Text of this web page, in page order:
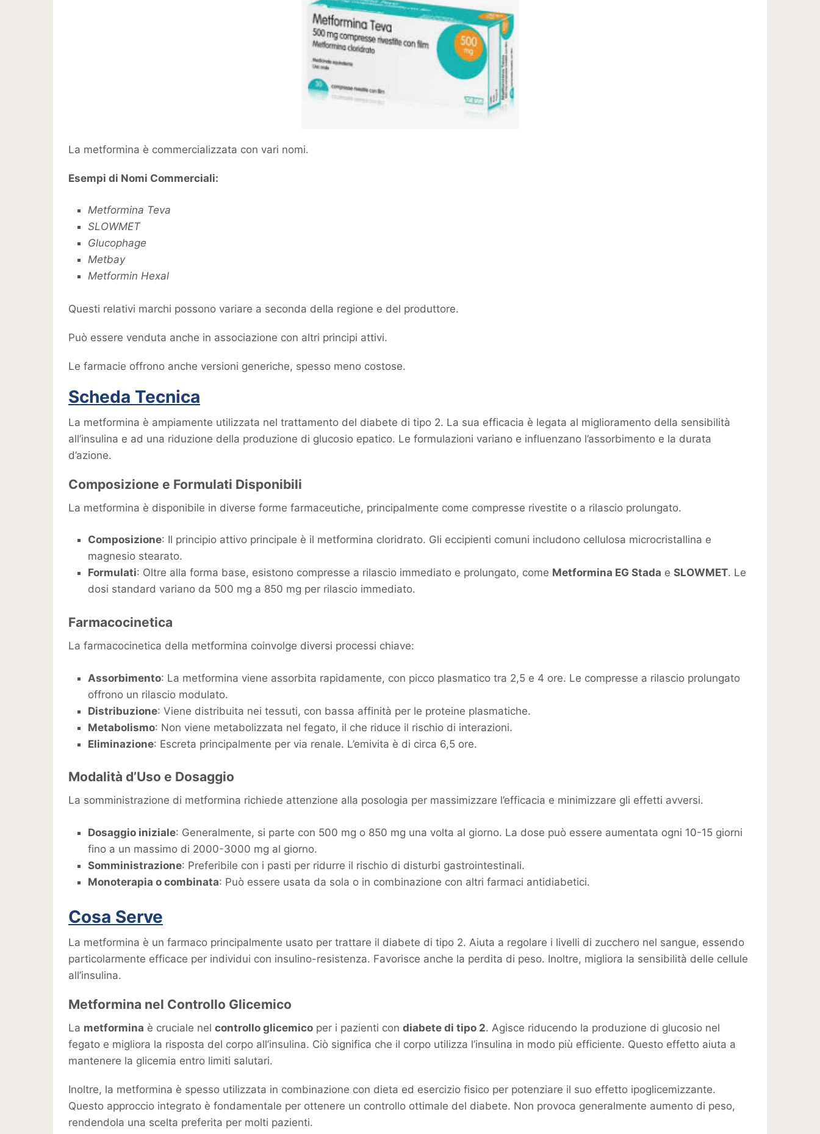
La metformina è commercializzata con vari nomi.
Esempi di Nomi Commerciali:
Metformina Teva
SLOWMET
Glucophage
Metbay
Metformin Hexal
Questi relativi marchi possono variare a seconda della regione e del produttore.
Può essere venduta anche in associazione con altri principi attivi.
Le farmacie offrono anche versioni generiche, spesso meno costose.
Scheda Tecnica
La metformina è ampiamente utilizzata nel trattamento del diabete di tipo 2. La sua efficacia è legata al miglioramento della sensibilità
all’insulina e ad una riduzione della produzione di glucosio epatico. Le formulazioni variano e influenzano l’assorbimento e la durata
d’azione.
Composizione e Formulati Disponibili
La metformina è disponibile in diverse forme farmaceutiche, principalmente come compresse rivestite o a rilascio prolungato.
Composizione: Il principio attivo principale è il metformina cloridrato. Gli eccipienti comuni includono cellulosa microcristallina e
magnesio stearato.
Formulati: Oltre alla forma base, esistono compresse a rilascio immediato e prolungato, come Metformina EG Stada eSLOWMET. Le
dosi standard variano da 500 mg a 850 mg per rilascio immediato.
Farmacocinetica
La farmacocinetica della metformina coinvolge diversi processi chiave:
Assorbimento: La metformina viene assorbita rapidamente, con picco plasmatico tra 2,5 e 4 ore. Le compresse a rilascio prolungato
offrono un rilascio modulato.
Distribuzione: Viene distribuita nei tessuti, con bassa affinità per le proteine plasmatiche.
Metabolismo: Non viene metabolizzata nel fegato, il che riduce il rischio di interazioni.
Eliminazione: Escreta principalmente per via renale. L’emivita è di circa 6,5 ore.
Modalità d’Uso e Dosaggio
La somministrazione di metformina richiede attenzione alla posologia per massimizzare l’efficacia e minimizzare gli effetti avversi.
Dosaggio iniziale: Generalmente, si parte con 500 mg o 850 mg una volta al giorno. La dose può essere aumentata ogni 10-15 giorni
fino a un massimo di 2000-3000 mg al giorno.
Somministrazione: Preferibile con i pasti per ridurre il rischio di disturbi gastrointestinali.
Monoterapia o combinata: Può essere usata da sola o in combinazione con altri farmaci antidiabetici.
Cosa Serve
La metformina è un farmaco principalmente usato per trattare il diabete di tipo 2. Aiuta a regolare i livelli di zucchero nel sangue, essendo
particolarmente efficace per individui con insulino-resistenza. Favorisce anche la perdita di peso. Inoltre, migliora la sensibilità delle cellule
all’insulina.
Metformina nel Controllo Glicemico
La metformina è cruciale nel controllo glicemico per i pazienti con diabete di tipo 2. Agisce riducendo la produzione di glucosio nel
fegato e migliora la risposta del corpo all’insulina. Ciò significa che il corpo utilizza l’insulina in modo più efficiente. Questo effetto aiuta a
mantenere la glicemia entro limiti salutari.
Inoltre, la metformina è spesso utilizzata in combinazione con dieta ed esercizio fisico per potenziare il suo effetto ipoglicemizzante.
Questo approccio integrato è fondamentale per ottenere un controllo ottimale del diabete. Non provoca generalmente aumento di peso,
rendendola una scelta preferita per molti pazienti.